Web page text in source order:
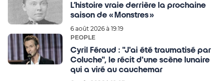
L’histoire vraie derrière la prochaine
saison de « Monstres »
6 août 2026 à 19:19
PEOPLE
Cyril Féraud : "J'ai été traumatisé par
Coluche", le récit d'une scène lunaire
qui a viré au cauchemar